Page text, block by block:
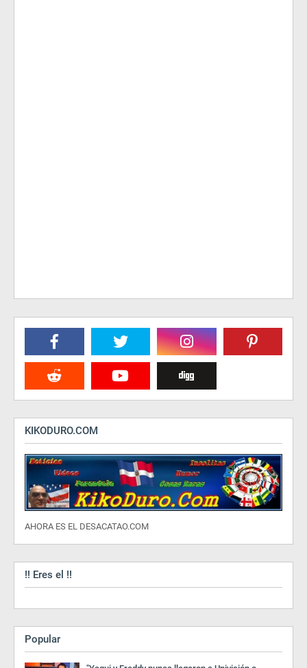
KIKODURO.COM
AHORA ES EL DESACATAO.COM
!! Eres el !!
Popular